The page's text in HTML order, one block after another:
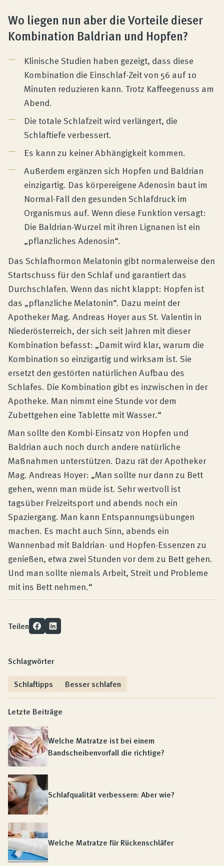
Wo liegen nun aber die Vorteile dieser
Kombination Baldrian und Hopfen?
Klinische Studien haben gezeigt, dass diese
Kombination die Einschlaf-Zeit von 56 auf 10
Minuten reduzieren kann. Trotz Kaffeegenuss am
Abend.
Die totale Schlafzeit wird verlängert, die
Schlaftiefe verbessert.
Es kann zu keiner Abhängigkeit kommen.
Außerdem ergänzen sich Hopfen und Baldrian
einzigartig. Das körpereigene Adenosin baut im
Normal-Fall den gesunden Schlafdruck im
Organismus auf. Wenn diese Funktion versagt:
Die Baldrian-Wurzel mit ihren Lignanen ist ein
„pflanzliches Adenosin“.
Das Schlafhormon Melatonin gibt normalerweise den
Startschuss für den Schlaf und garantiert das
Durchschlafen. Wenn das nicht klappt: Hopfen ist
das „pflanzliche Melatonin“. Dazu meint der
Apotheker Mag. Andreas Hoyer aus St. Valentin in
Niederösterreich, der sich seit Jahren mit dieser
Kombination befasst: „Damit wird klar, warum die
Kombination so einzigartig und wirksam ist. Sie
ersetzt den gestörten natürlichen Aufbau des
Schlafes. Die Kombination gibt es inzwischen in der
Apotheke. Man nimmt eine Stunde vor dem
Zubettgehen eine Tablette mit Wasser.“
Man sollte den Kombi-Einsatz von Hopfen und
Baldrian auch noch durch andere natürliche
Maßnahmen unterstützen. Dazu rät der Apotheker
Mag. Andreas Hoyer: „Man sollte nur dann zu Bett
gehen, wenn man müde ist. Sehr wertvoll ist
tagsüber Freizeitsport und abends noch ein
Spaziergang. Man kann Entspannungsübungen
machen. Es macht auch Sinn, abends ein
Wannenbad mit Baldrian- und Hopfen-Essenzen zu
genießen, etwa zwei Stunden vor dem zu Bett gehen.
Und man sollte niemals Arbeit, Streit und Probleme
mit ins Bett nehmen.“
Teilen
Schlagwörter
Schlaftipps
Besser schlafen
Letzte Beiträge
Welche Matratze ist bei einem
Bandscheibenvorfall die richtige?
Schlafqualität verbessern: Aber wie?
Welche Matratze für Rückenschläfer